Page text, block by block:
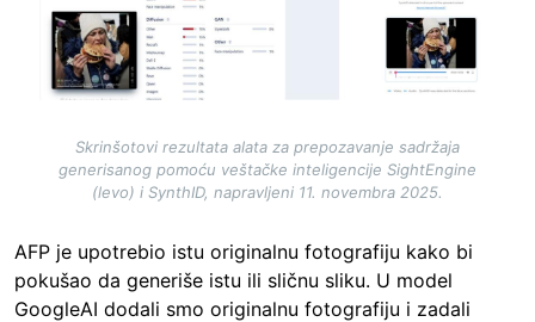
Skrinšotovi rezultata alata za prepozavanje sadržaja
generisanog pomoću veštačke inteligencije SightEngine
(levo) i SynthID, napravljeni 11. novembra 2025.
AFP je upotrebio istu originalnu fotografiju kako bi
pokušao da generiše istu ili sličnu sliku. U model
GoogleAI dodali smo originalnu fotografiju i zadali